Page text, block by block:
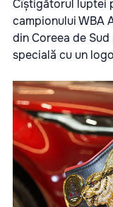
Cîștigătorul luptei
campionului WBA
din Coreea de
specială cu un